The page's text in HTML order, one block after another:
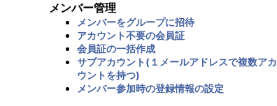
メンバー管理
メンバーをグループに招待
アカウント不要の会員証
会員証の一括作成
サブアカウント(１メールアドレスで複数アカ
ウントを持つ)
メンバー参加時の登録情報の設定